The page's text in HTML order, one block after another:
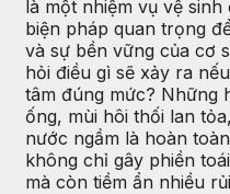
là một nhiệm vụ vệ
biện pháp quan trọng
và sự bền vững của cơ
hỏi điều gì sẽ xảy ra
tâm đúng mức? Những
ống, mùi hôi thối lan
nước ngầm là hoàn
không chỉ gây phiền
mà còn tiềm ẩn nhiều